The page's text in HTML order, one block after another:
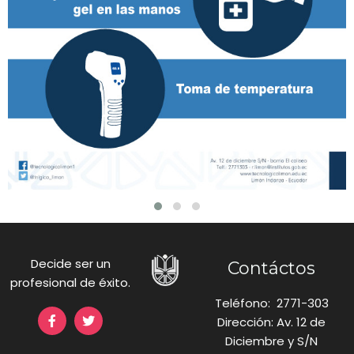
Decide ser un
profesional de éxito.
Contáctos
Teléfono: 2771-303
Dirección: Av. 12 de
Diciembre y S/N